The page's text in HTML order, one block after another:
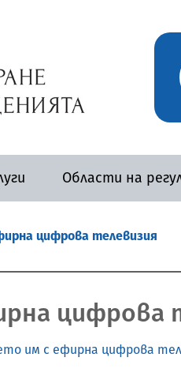
Области на
цифрова телевизия
цифрова
им с ефирна цифрова